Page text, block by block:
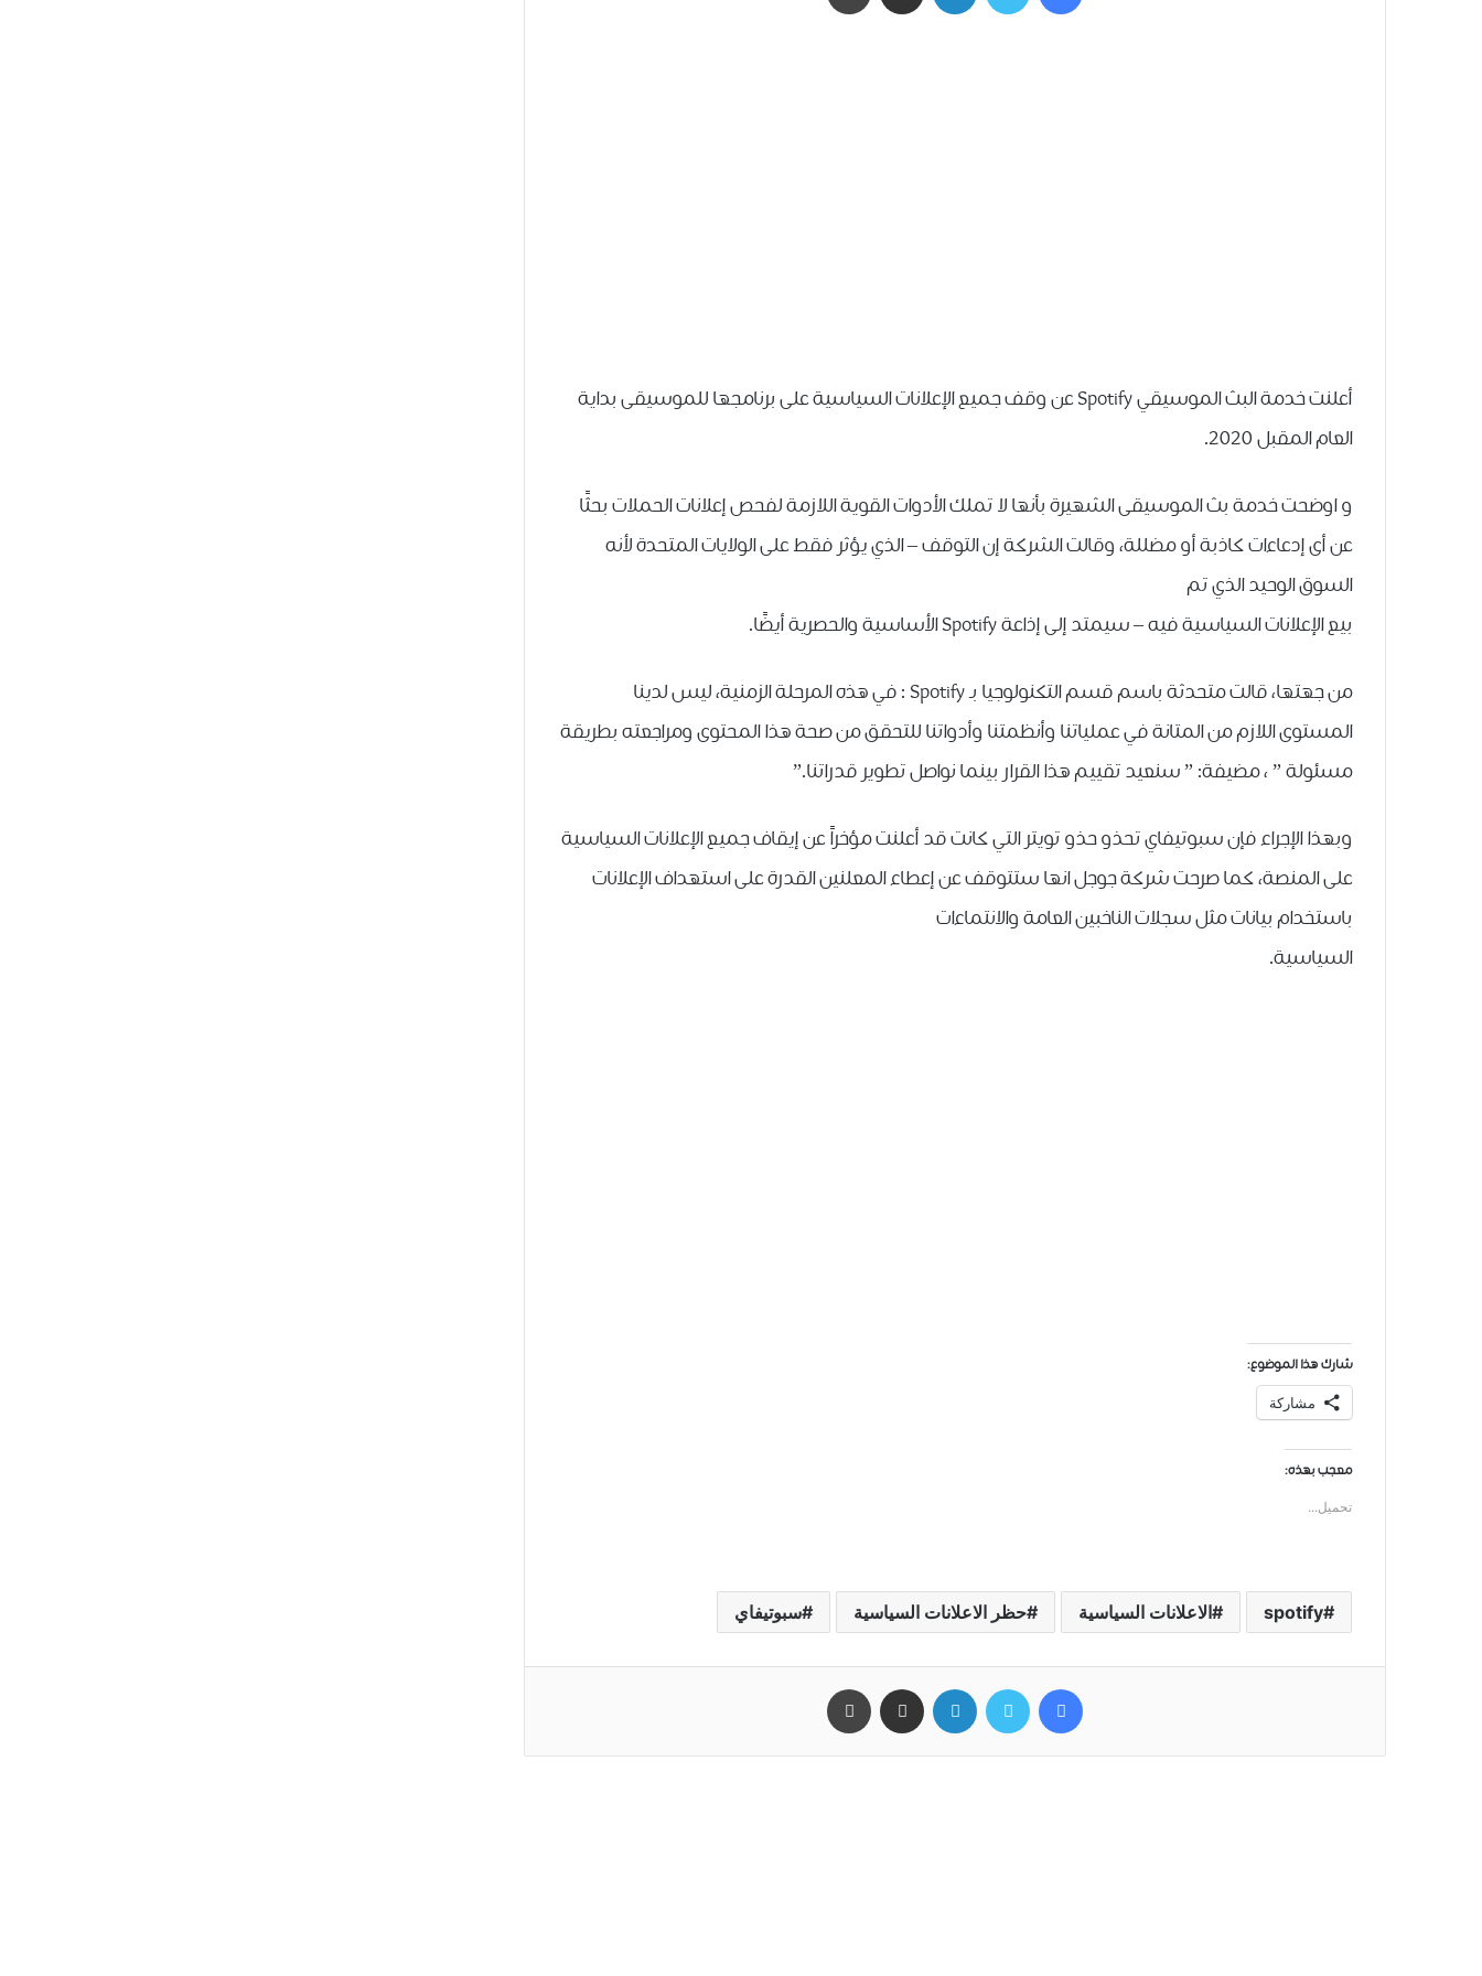
ﺃﻋﻠﻨﺖ خدمة البث الموسيقي Spotify ﻋﻦ ﻭﻗﻒ ﺟﻤﻴﻊ ﺍﻹﻋﻼﻧﺎﺕ ﺍﻟﺴﻴﺎﺳﻴﺔ ﻋﻠﻰ ﺑﺮﻧﺎﻣﺠﻬﺎ ﻟﻠﻤﻮﺳﻴﻘﻰ بداية
ﺍﻟﻌﺎﻡ ﺍﻟﻤﻘﺒﻞ 2020.
و اوضحت ﺧﺪﻣﺔ ﺑﺚ ﺍﻟﻤﻮﺳﻴﻘﻰ ﺍﻟﺸﻬﻴﺮﺓ ﺑﺄﻧﻬﺎ ﻻ ﺗﻤﻠﻚ ﺍﻷﺩﻭﺍﺕ ﺍﻟﻘﻮﻳﺔ ﺍﻟﻼﺯﻣﺔ ﻟﻔﺤﺺ ﺇﻋﻼﻧﺎﺕ ﺍﻟﺤﻤﻼﺕ ﺑﺤﺜًﺎ
ﻋﻦ ﺃﻯ ﺇﺩﻋﺎﺀﺍﺕ ﻛﺎﺫﺑﺔ ﺃﻭ ﻣﻀﻠﻠﺔ، ﻭﻗﺎﻟﺖ ﺍﻟﺸﺮﻛﺔ ﺇﻥ ﺍﻟﺘﻮﻗﻒ – ﺍﻟﺬﻱ ﻳﺆﺛﺮ ﻓﻘﻂ ﻋﻠﻰ ﺍﻟﻮﻻﻳﺎﺕ ﺍﻟﻤﺘﺤﺪﺓ ﻷﻧﻪ
ﺍﻟﺴﻮﻕ ﺍﻟﻮﺣﻴﺪ ﺍﻟﺬﻱ ﺗﻢ
ﺑﻴﻊ ﺍﻹﻋﻼﻧﺎﺕ ﺍﻟﺴﻴﺎﺳﻴﺔ ﻓﻴﻪ – ﺳﻴﻤﺘﺪ ﺇﻟﻰ ﺇﺫﺍﻋﺔ Spotify ﺍﻷﺳﺎﺳﻴﺔ ﻭﺍﻟﺤﺼﺮﻳﺔ ﺃﻳﻀًﺎ.
من جهتها، قالت ﻣﺘﺤﺪﺛﺔ ﺑﺎﺳﻢ ﻗﺴﻢ ﺍﻟﺘﻜﻨﻮﻟﻮﺟﻴﺎ ﺑـ Spotify : ﻓﻲ ﻫﺬﻩ ﺍﻟﻤﺮﺣﻠﺔ ﺍﻟﺰﻣﻨﻴﺔ، ﻟﻴﺲ ﻟﺪﻳﻨﺎ
ﺍﻟﻤﺴﺘﻮﻯ ﺍﻟﻼﺯﻡ ﻣﻦ ﺍﻟﻤﺘﺎﻧﺔ ﻓﻲ ﻋﻤﻠﻴﺎﺗﻨﺎ ﻭﺃﻧﻈﻤﺘﻨﺎ ﻭﺃﺩﻭﺍﺗﻨﺎ ﻟﻠﺘﺤﻘﻖ ﻣﻦ ﺻﺤﺔ ﻫﺬﺍ ﺍﻟﻤﺤﺘﻮﻯ ﻭﻣﺮﺍﺟﻌﺘﻪ ﺑﻄﺮﻳﻘﺔ
ﻣﺴﺌﻮﻟﺔ ” ، ﻣﻀﻴﻔﺔ: ” ﺳﻨﻌﻴﺪ ﺗﻘﻴﻴﻢ ﻫﺬﺍ ﺍﻟﻘﺮﺍﺭ ﺑﻴﻨﻤﺎ ﻧﻮﺍﺻﻞ ﺗﻄﻮﻳﺮ ﻗﺪﺭﺍﺗﻨﺎ.”
وبهذا الإجراء فإن سبوتيفاي تحذو حذو تويتر التي كانت قد أعلنت مؤخراً عن إيقاف ﺟﻤﻴﻊ ﺍﻹﻋﻼﻧﺎﺕ ﺍﻟﺴﻴﺎﺳﻴﺔ
على المنصة، كما صرحت شركة ﺟﻮﺟﻞ اﻧﻬﺎ ﺳﺘﺘﻮﻗﻒ ﻋﻦ ﺇﻋﻄﺎﺀ ﺍﻟﻤﻌﻠﻨﻴﻦ ﺍﻟﻘﺪﺭﺓ ﻋﻠﻰ ﺍﺳﺘﻬﺪﺍﻑ ﺍﻹﻋﻼﻧﺎﺕ
ﺑﺎﺳﺘﺨﺪﺍﻡ ﺑﻴﺎﻧﺎﺕ ﻣﺜﻞ ﺳﺠﻼﺕ ﺍﻟﻨﺎﺧﺒﻴﻦ ﺍﻟﻌﺎﻣﺔ ﻭﺍﻻﻧﺘﻤﺎﺀﺍﺕ
ﺍﻟﺴﻴﺎﺳﻴﺔ.
شارك هذا الموضوع:
مشاركة
معجب بهذه:
تحميل...
spotify ﺍﻻﻋﻼﻧﺎﺕ ﺍﻟﺴﻴﺎﺳﻴﺔ ﺣﻈﺮ ﺍﻻﻋﻼﻧﺎﺕ ﺍﻟﺴﻴﺎﺳﻴﺔ ﺳﺒﻮﺗﻴﻔﺎﻱ
فيسبوك تويتر لينكدإن مشاركة عبر البريد